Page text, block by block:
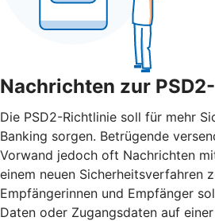
Nachrichten zur
Die PSD2-Richtlinie soll für mehr
Banking sorgen. Betrügende
Vorwand jedoch oft Nachrichten
einem neuen Sicherheitsverfahren
Empfängerinnen und Empfänger
Daten oder Zugangsdaten auf